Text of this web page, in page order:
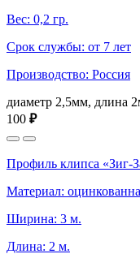
Вес: 0,2 гр.
Срок службы: от 7 лет
Производство: Россия
диаметр 2,5мм, длина
100 ₽
Профиль клипса «Зиг-
Материал:
Ширина: 3 м.
Длина: 2 м.